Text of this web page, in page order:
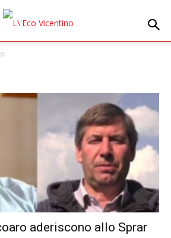
aderiscono allo Sprar